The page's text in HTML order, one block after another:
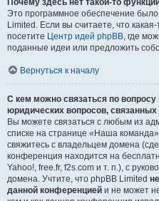
Почему здесь нет такой-то
Это программное обеспечение
Limited. Если вы считаете, что
посетите Центр идей phpBB, где
поданные идеи или предложить
Вернуться к началу
С кем можно связаться по вопросу
юридических вопросов,
Вы можете связаться с любым из
списке на странице «Наша
свяжитесь с владельцем домена
конференция находится на
Yahoo!, free.fr, f2s.com и т. п.), с
домена. Учтите, что phpBB Limited
данной конференцией и не может